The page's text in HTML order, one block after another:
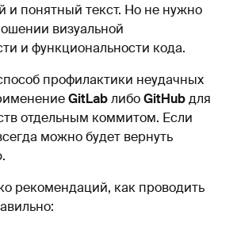
и понятный текст. Но не нужно
визуальной
и функциональности кода.
профилактики неудачных
GitLabлибоGitHubдля
отдельным коммитом. Если
можно будет вернуть
рекомендаций, как проводить